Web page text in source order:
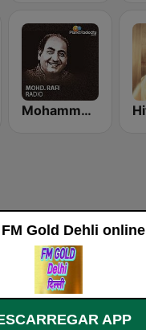
Mohammed Rafi Radio
Gold Dehli online
APP